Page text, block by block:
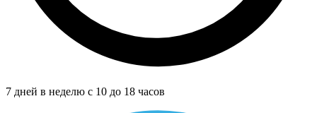
7 дней в неделю с 10 до 18 часов